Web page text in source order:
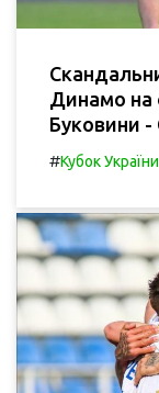
Динамо на
Буковини
#Кубок України